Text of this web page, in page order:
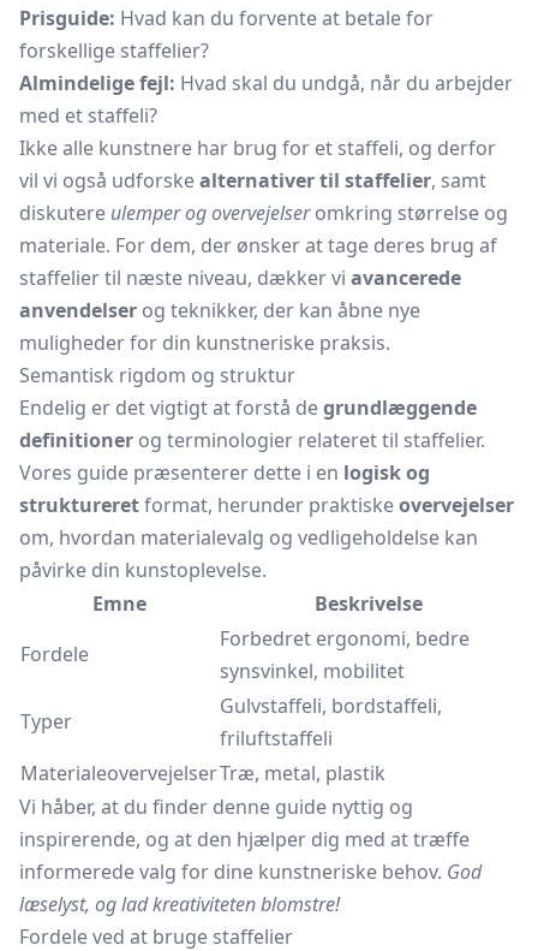
Prisguide: Hvad kan du forvente at betale for
forskellige staffelier?
Almindelige fejl: Hvad skal du undgå, når du arbejder
med et staffeli?
Ikke alle kunstnere har brug for et staffeli, og derfor
vil vi også udforskealternativer til staffelier, samt
diskutere ulemper og overvejelseromkring størrelse og
materiale. For dem, der ønsker at tage deres brug af
staffelier til næste niveau, dækker vi avancerede
anvendelser og teknikker, der kan åbne nye
muligheder for din kunstneriske praksis.
Semantisk rigdom og struktur
Endelig er det vigtigt at forstå degrundlæggende
definitioner og terminologier relateret til staffelier.
Vores guide præsenterer dette i en logisk og
struktureretformat, herunder praktiskeovervejelser
om, hvordan materialevalg og vedligeholdelse kan
påvirke din kunstoplevelse.
Emne
Beskrivelse
Fordele
Forbedret ergonomi, bedre
synsvinkel, mobilitet
Typer
Gulvstaffeli, bordstaffeli,
friluftstaffeli
MaterialeovervejelserTræ, metal, plastik
Vi håber, at du finder denne guide nyttig og
inspirerende, og at den hjælper dig med at træffe
informerede valg for dine kunstneriske behov. God
læselyst, og lad kreativiteten blomstre!
Fordele ved at bruge staffelier